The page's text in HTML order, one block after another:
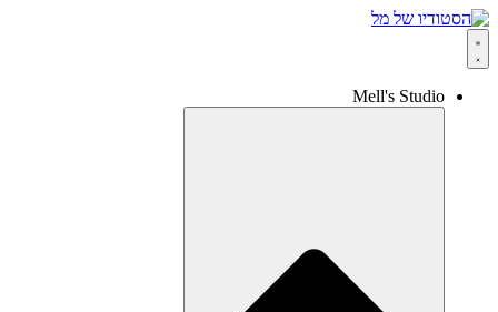
Mell's Studio